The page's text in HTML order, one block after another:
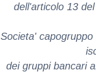
dell'articolo 13
Societa'
dei gruppi bancari